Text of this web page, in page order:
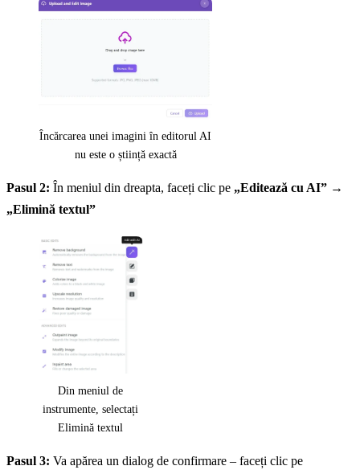
Încărcarea unei imagini în editorul AI
nu este o știință exactă
Pasul 2: În meniul din dreapta, faceți clic pe „Editează cu AI” →
„Elimină textul”
Din meniul de
instrumente, selectați
Elimină textul
Pasul 3: Va apărea un dialog de confirmare – faceți clic pe